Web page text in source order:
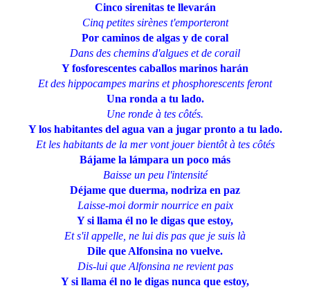
Cinco sirenitas te llevarán
Cinq petites sirènes t'emporteront
Por caminos de algas y de coral
Dans des chemins d'algues et de corail
Y fosforescentes caballos marinos harán
Et des hippocampes marins et phosphorescents feront
Una ronda a tu lado.
Une ronde à tes côtés.
Y los habitantes del agua van a jugar pronto a tu lado.
Et les habitants de la mer vont jouer bientôt à tes côtés
Bájame la lámpara un poco más
Baisse un peu l'intensité
Déjame que duerma, nodriza en paz
Laisse-moi dormir nourrice en paix
Y si llama él no le digas que estoy,
Et s'il appelle, ne lui dis pas que je suis là
Dile que Alfonsina no vuelve.
Dis-lui que Alfonsina ne revient pas
Y si llama él no le digas nunca que estoy,